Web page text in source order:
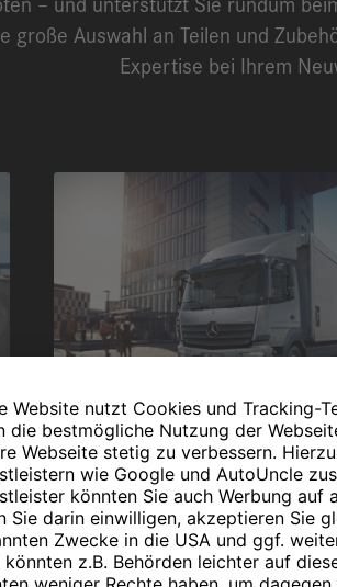
große Auswahl an Teilen und
Expertise bei Ihrem
Zu den Mercedes-